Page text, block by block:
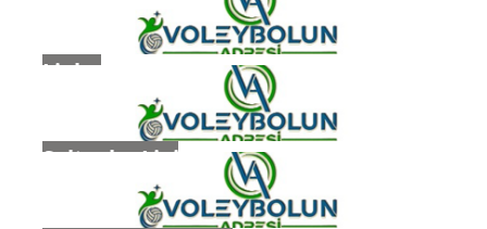
Ligler
Sultanlar Ligi